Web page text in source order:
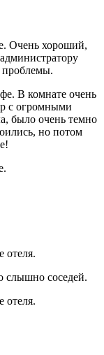
Очень хороший,
В комнате очень
с огромными
было очень темно
но потом
отеля.
слышно соседей.
отеля.